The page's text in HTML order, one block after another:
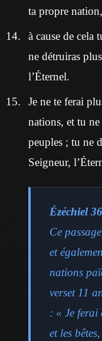
ta propre nation,
à cause de cela
ne détruiras
l’Éternel.
Je ne te ferai
nations, et tu
peuples ; tu ne
Seigneur,
Ézéchiel
Ce
et
nations
verset 11
: « Je ferai
et les